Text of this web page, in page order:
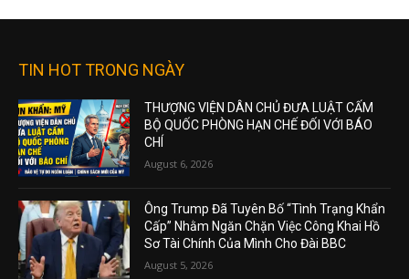
TIN HOT TRONG NGÀY
THƯỢNG VIỆN DÂN CHỦ ĐƯA LUẬT CẤM
BỘ QUỐC PHÒNG HẠN CHẾ ĐỐI VỚI BÁO
CHÍ
August 6, 2026
Ông Trump Đã Tuyên Bố “Tình Trạng Khẩn
Cấp” Nhằm Ngăn Chặn Việc Công Khai Hồ
Sơ Tài Chính Của Mình Cho Đài BBC
August 5, 2026